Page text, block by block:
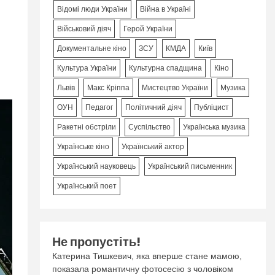
Відомі люди України Війна в Україні
Військовий діяч Герой України
Документальне кіно ЗСУ КМДА Київ
Культура України Культурна спадщина Кіно
Львів Макс Кріппа Мистецтво України Музика
ОУН Педагог Політичний діяч Публіцист
Ракетні обстріли Суспільство Українська музика
Українське кіно Український актор
Український науковець Український письменник
Український поет
Не пропустіть!
Катерина Тишкевич, яка вперше стане мамою,
показала романтичну фотосесію з чоловіком